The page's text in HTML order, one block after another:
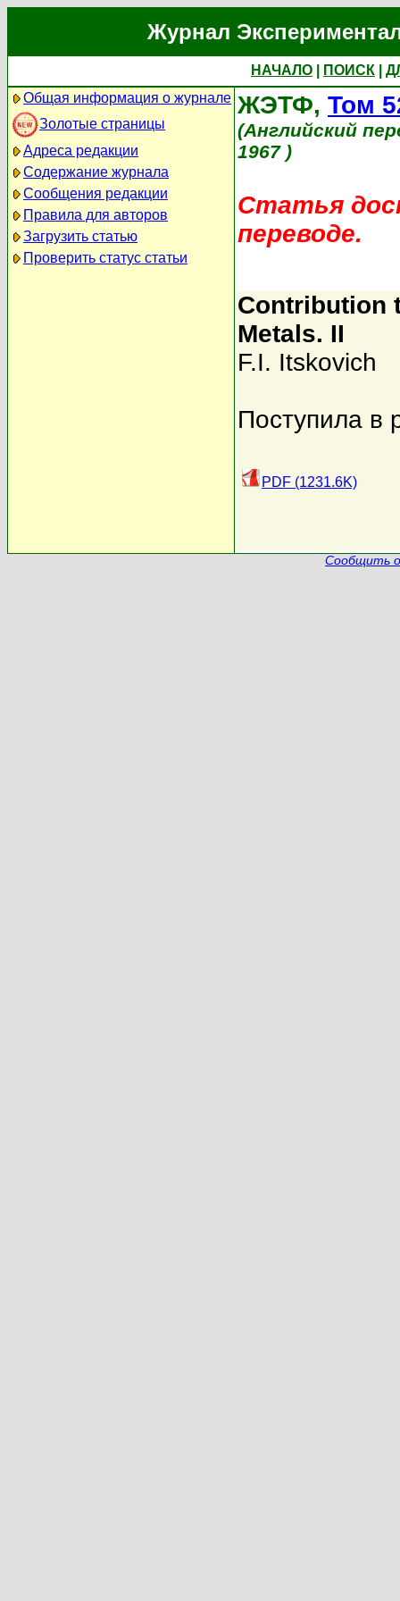
Журнал
НАЧАЛО ПОИСК
Общая информация о журнале
Золотые страницы
Адреса редакции
Содержание журнала
Сообщения редакции
Правила для авторов
Загрузить статью
Проверить статус статьи
ЖЭТФ, Том
(Английский
1967 )
Статья
переводе.
Contribution
Metals. II
F.I. Itskovich
Поступила в
PDF (1231.6K)
Сообщить о